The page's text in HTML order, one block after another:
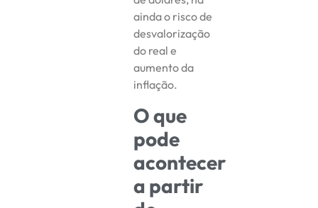
ainda o risco de
desvalorização
do real e
aumento da
inflação.
O que
pode
acontecer
a partir